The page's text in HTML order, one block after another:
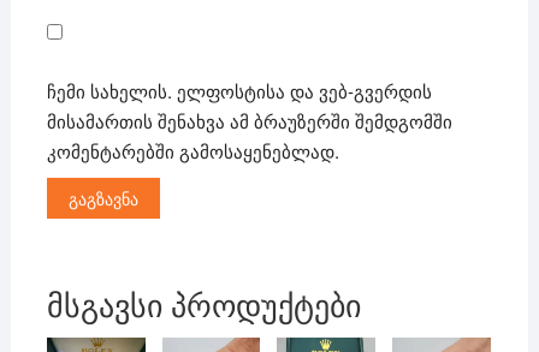
ჩემი სახელის. ელფოსტისა და ვებ-გვერდის
მისამართის შენახვა ამ ბრაუზერში შემდგომში
კომენტარებში გამოსაყენებლად.
მსგავსი პროდუქტები